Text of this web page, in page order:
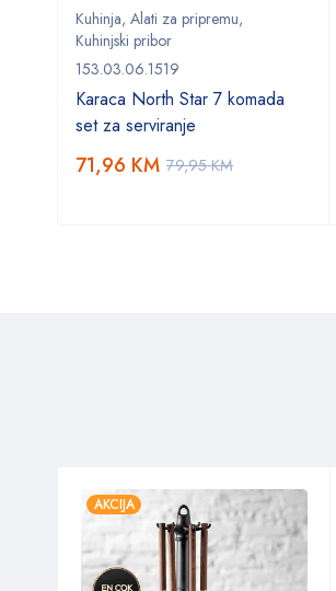
Kuhinja, Alati za pripremu,
Kuhinjski pribor
153.03.06.1519
Karaca North Star 7 komada
set za serviranje
79,95KM
71,96 KM
AKCIJA